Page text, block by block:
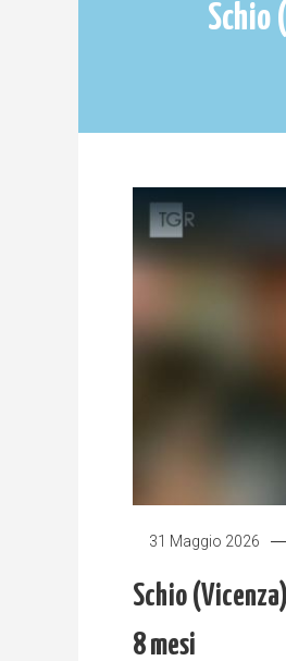
Schio
31 Maggio 2026
Schio
8 mesi